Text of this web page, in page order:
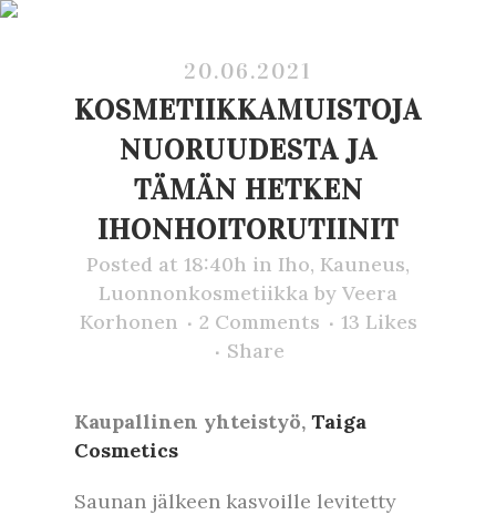
20.06.2021
KOSMETIIKKAMUISTOJA
NUORUUDESTA JA
TÄMÄN HETKEN
IHONHOITORUTIINIT
Posted at 18:40h in Iho, Kauneus,
Luonnonkosmetiikka by Veera
Korhonen
2 Comments 13 Likes
Share
Kaupallinen yhteistyö, Taiga
Cosmetics
Saunan jälkeen kasvoille levitetty